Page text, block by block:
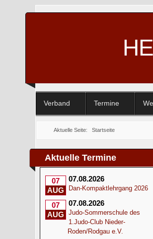
Verband Termine
Aktuelle Seite:Startseite
Aktuelle Termine
07
AUG
07.08.2026
Dan-Kompaktlehrgang 2026
07
AUG
07.08.2026
Judo-Sommerschule des
1.Judo-Club Nieder-
Roden/Rodgau e.V.